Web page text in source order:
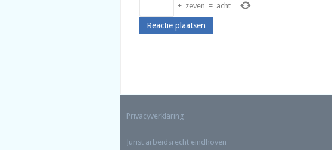
+ zeven = acht
Privacyverklaring
Jurist arbeidsrecht eindhoven